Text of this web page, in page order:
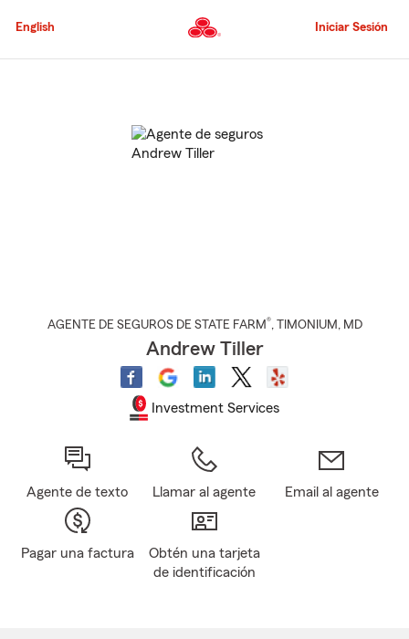
al
principal
English Iniciar Sesión
AGENTE DE SEGUROS DE STATE FARM®, TIMONIUM , MD
Andrew Tiller
Investment Services
Agente de texto Llamar al agente Email al agente
Pagar una factura
Obtén una tarjeta
de identificación